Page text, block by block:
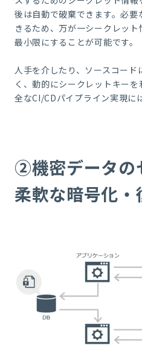
後は自動で破棄できます。必
きるため、万が一シークレッ
最小限にすることが可能です。
人手を介したり、ソースコー
く、動的にシークレットキー
全なCI/CDパイプライン実現に
②機密データの
柔軟な暗号化・